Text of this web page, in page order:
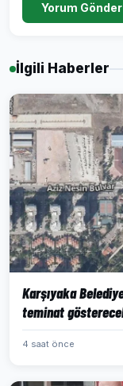
Yorum Gönder
İlgili Haberler
Karşıyaka
teminat
4 saat önce